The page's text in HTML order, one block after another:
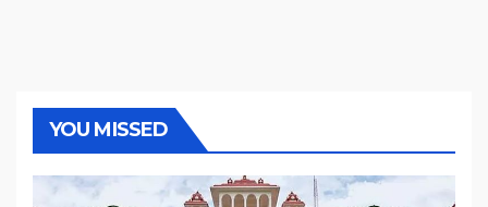
YOU MISSED